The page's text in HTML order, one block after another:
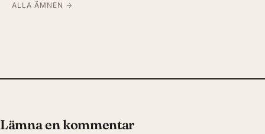
ALLA ÄMNEN →
Lämna en kommentar